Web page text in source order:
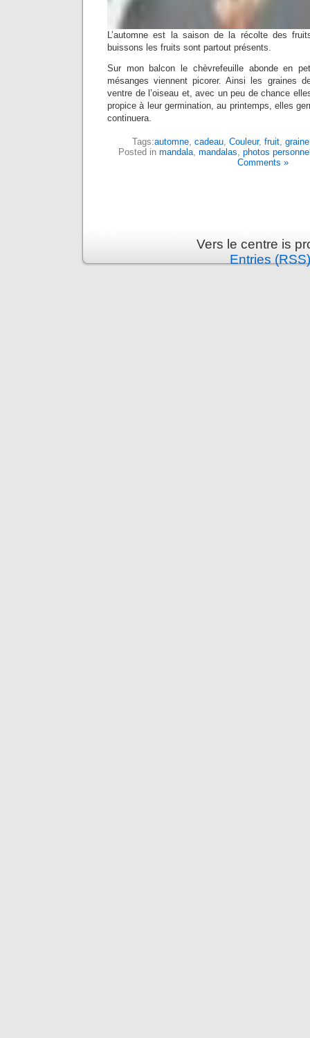
L’automne est la saison de la récolte des
buissons les fruits sont partout présents.
Sur mon balcon le chèvrefeuille abonde en
mésanges viennent picorer. Ainsi les graines
ventre de l’oiseau et, avec un peu de chance
propice à leur germination, au printemps, elles
continuera.
Tags:automne cadeau Couleur, fruit graine
Posted in mandala mandalas photos
Comments »
Vers le centre is
Entries (RSS)